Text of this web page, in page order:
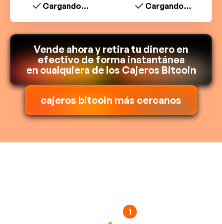
Cargando... Cargando...
Vende ahora y retira tu dinero en
efectivo de forma instantánea
en cualquiera de los Cajeros Bitcoin
cajeros bitcoin más cercanos
1